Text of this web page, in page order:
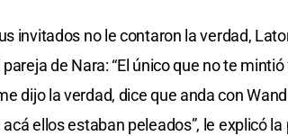
invitados no le contaron la verdad,
de Nara: “El único que no te
dijo la verdad, dice que anda con
ellos estaban peleados”, le explicó la